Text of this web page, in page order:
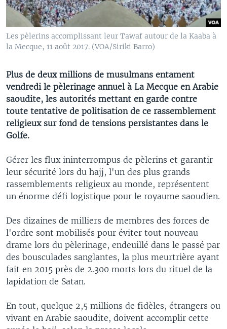
Les pèlerins accomplissant leur Tawaf autour de la Kaaba à
la Mecque, 11 août 2017. (VOA/Siriki Barro)
Plus de deux millions de musulmans entament
vendredi le pèlerinage annuel à La Mecque en Arabie
saoudite, les autorités mettant en garde contre
toute tentative de politisation de ce rassemblement
religieux sur fond de tensions persistantes dans le
Golfe.
Gérer les flux ininterrompus de pèlerins et garantir
leur sécurité lors du hajj, l'un des plus grands
rassemblements religieux au monde, représentent
un énorme défi logistique pour le royaume saoudien.
Des dizaines de milliers de membres des forces de
l'ordre sont mobilisés pour éviter tout nouveau
drame lors du pèlerinage, endeuillé dans le passé par
des bousculades sanglantes, la plus meurtrière ayant
fait en 2015 près de 2.300 morts lors du rituel de la
lapidation de Satan.
En tout, quelque 2,5 millions de fidèles, étrangers ou
vivant en Arabie saoudite, doivent accomplir cette